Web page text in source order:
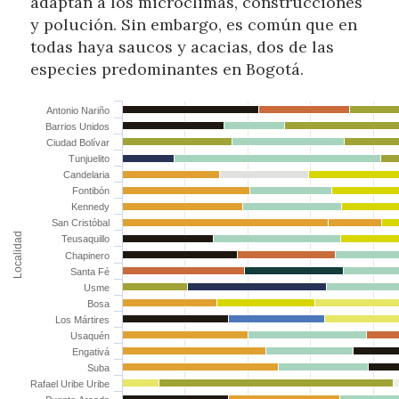
y polución. Sin embargo, es común que en
todas haya saucos y acacias, dos de las
especies predominantes en Bogotá.
Localidad
Antonio Nariño
Barrios Unidos
Ciudad Bolívar
Tunjuelito
Candelaria
Fontibón
Kennedy
San Cristóbal
Teusaquillo
Chapinero
Santa Fé
Usme
Bosa
Los Mártires
Usaquén
Engativá
Suba
Rafael Uribe Uribe